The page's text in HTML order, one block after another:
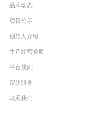
品牌动态
项目公示
创始人介绍
生产经营资质
平台规则
帮助服务
联系我们